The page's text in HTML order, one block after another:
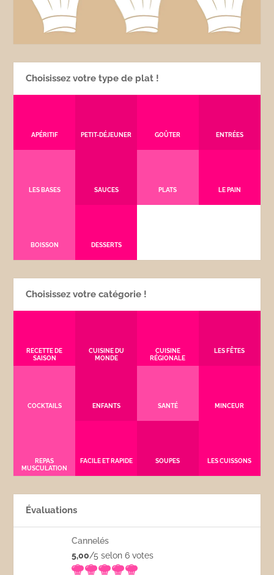
Choisissez votre type de plat !
APÉRITIF PETIT-DÉJEUNER GOÛTER ENTRÉES
LES BASES SAUCES PLATS LE PAIN
BOISSON DESSERTS
Choisissez votre catégorie !
RECETTE DE
SAISON
CUISINE DU
MONDE
CUISINE
RÉGIONALE
LES FÊTES
COCKTAILS ENFANTS SANTÉ MINCEUR
REPAS
MUSCULATION
FACILE ET RAPIDE SOUPES LES CUISSONS
Évaluations
Cannelés
5,00/5 selon 6votes